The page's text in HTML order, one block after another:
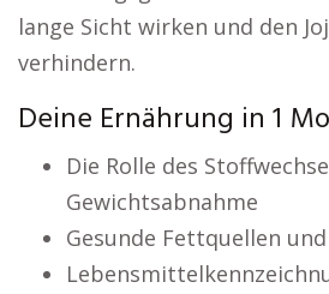
lange Sicht wirken und den
verhindern.
Deine Ernährung in 1
Die Rolle des
Gewichtsabnahme
Gesunde Fettquellen